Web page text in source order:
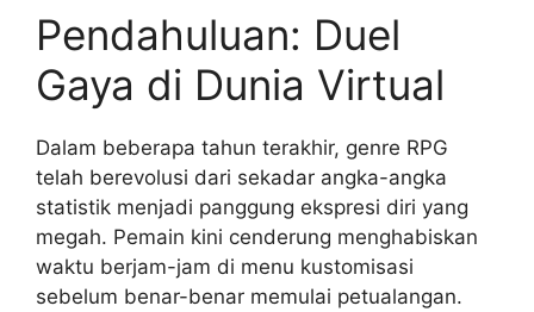
Pendahuluan: Duel
Gaya di Dunia Virtual
Dalam beberapa tahun terakhir, genre RPG
telah berevolusi dari sekadar angka-angka
statistik menjadi panggung ekspresi diri yang
megah. Pemain kini cenderung menghabiskan
waktu berjam-jam di menu kustomisasi
sebelum benar-benar memulai petualangan.